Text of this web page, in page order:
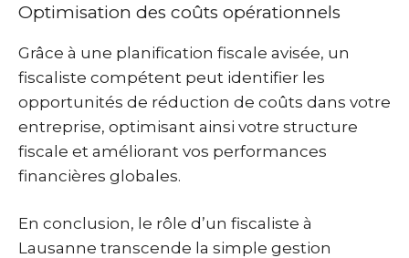
Optimisation des coûts opérationnels
Grâce à une planification fiscale avisée, un
fiscaliste compétent peut identifier les
opportunités de réduction de coûts dans votre
entreprise, optimisant ainsi votre structure
fiscale et améliorant vos performances
financières globales.
En conclusion, le rôle d’un fiscaliste à
Lausanne transcende la simple gestion